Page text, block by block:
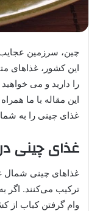
چین، سرزمین عجایب
این کشور، غذاهای
را دارید و می
این مقاله با ما
غذای چینی را به
غذای چینی
غذاهای چینی شمال
ترکیب می‌کنند. اگر
وام گرفتن کباب از